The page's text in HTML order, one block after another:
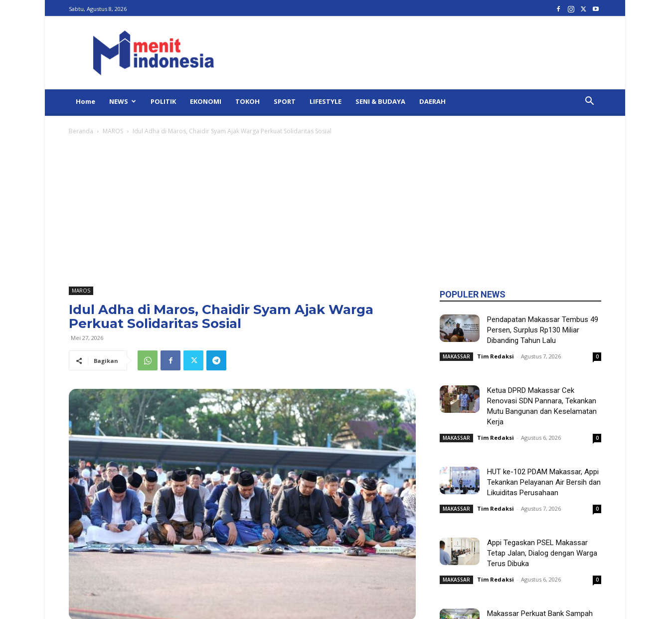
Sabtu, Agustus 8, 2026
Indonesia
Home NEWS POLITIK EKONOMI TOKOH SPORT LIFESTYLE SENI & BUDAYA DAERAH
Beranda MAROS Idul Adha di Maros, Chaidir Syam Ajak Warga Perkuat Solidaritas Sosial
MAROS
Idul Adha di Maros, Chaidir Syam Ajak Warga
Perkuat Solidaritas Sosial
Mei 27, 2026
Bagikan
POPULER NEWS
Pendapatan Makassar Tembus 49
Persen, Surplus Rp130 Miliar
Dibanding Tahun Lalu
MAKASSAR Tim Redaksi - Agustus 7, 2026 0
Ketua DPRD Makassar Cek
Renovasi SDN Pannara, Tekankan
Mutu Bangunan dan Keselamatan
Kerja
MAKASSAR Tim Redaksi - Agustus 6, 2026 0
HUT ke-102 PDAM Makassar, Appi
Tekankan Pelayanan Air Bersih dan
Likuiditas Perusahaan
MAKASSAR Tim Redaksi - Agustus 7, 2026 0
Appi Tegaskan PSEL Makassar
Tetap Jalan, Dialog dengan Warga
Terus Dibuka
MAKASSAR Tim Redaksi - Agustus 6, 2026 0
Makassar Perkuat Bank Sampah